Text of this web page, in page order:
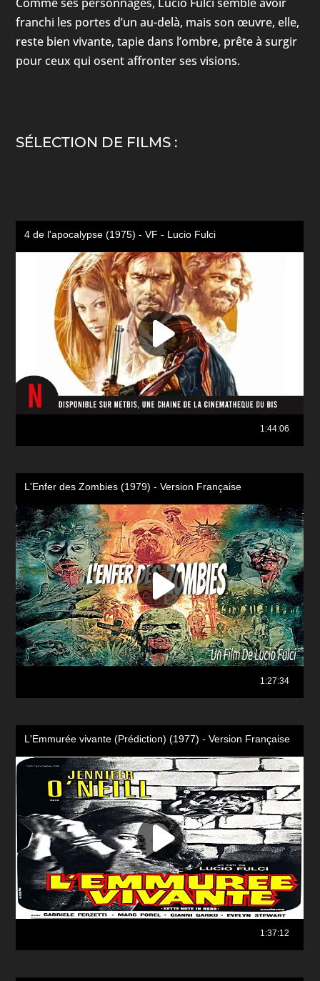
franchi les portes d’un au-delà, mais son œuvre, elle,
reste bien vivante, tapie dans l’ombre, prête à surgir
pour ceux qui osent affronter ses visions.
SÉLECTION DE FILMS :